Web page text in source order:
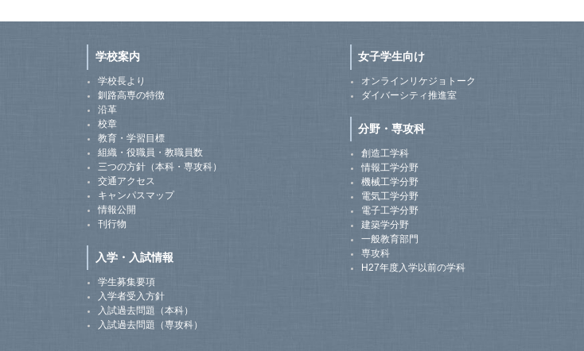
学校案内
学校長より
釧路高専の特徴
沿革
校章
教育・学習目標
組織・役職員・教職員数
三つの方針（本科・専攻科）
交通アクセス
キャンパスマップ
情報公開
刊行物
入学・入試情報
学生募集要項
入学者受入方針
入試過去問題（本科）
入試過去問題（専攻科）
女子学生向け
オンラインリケジョトーク
ダイバーシティ推進室
分野・専攻科
創造工学科
情報工学分野
機械工学分野
電気工学分野
電子工学分野
建築学分野
一般教育部門
専攻科
H27年度入学以前の学科